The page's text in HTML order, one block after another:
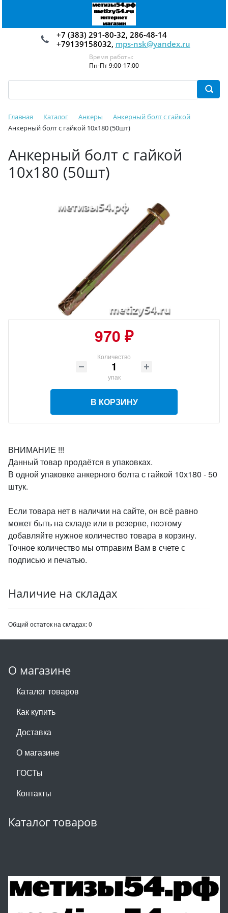
+7 (383) 291-80-32, 286-48-14
+79139158032, mps-nsk@yandex.ru
Время работы:
Пн-Пт 9:00-17:00
Главная Каталог Анкеры
Анкерный болт с гайкой
Анкерный болт с гайкой 10х180 (50шт)
Анкерный болт с гайкой
10х180 (50шт)
970 ₽
Количество
упак
В КОРЗИНУ
ВНИМАНИЕ !!!
Данный товар продаётся в упаковках.
В одной упаковке анкерного болта с гайкой 10х180 - 50
штук.
Если товара нет в наличии на сайте, он всё равно
может быть на складе или в резерве, поэтому
добавляйте нужное количество товара в корзину.
Точное количество мы отправим Вам в счете с
подписью и печатью.
Наличие на складах
Общий остаток на складах:0
О магазине
Каталог товаров
Как купить
Доставка
О магазине
ГОСТы
Контакты
Каталог товаров